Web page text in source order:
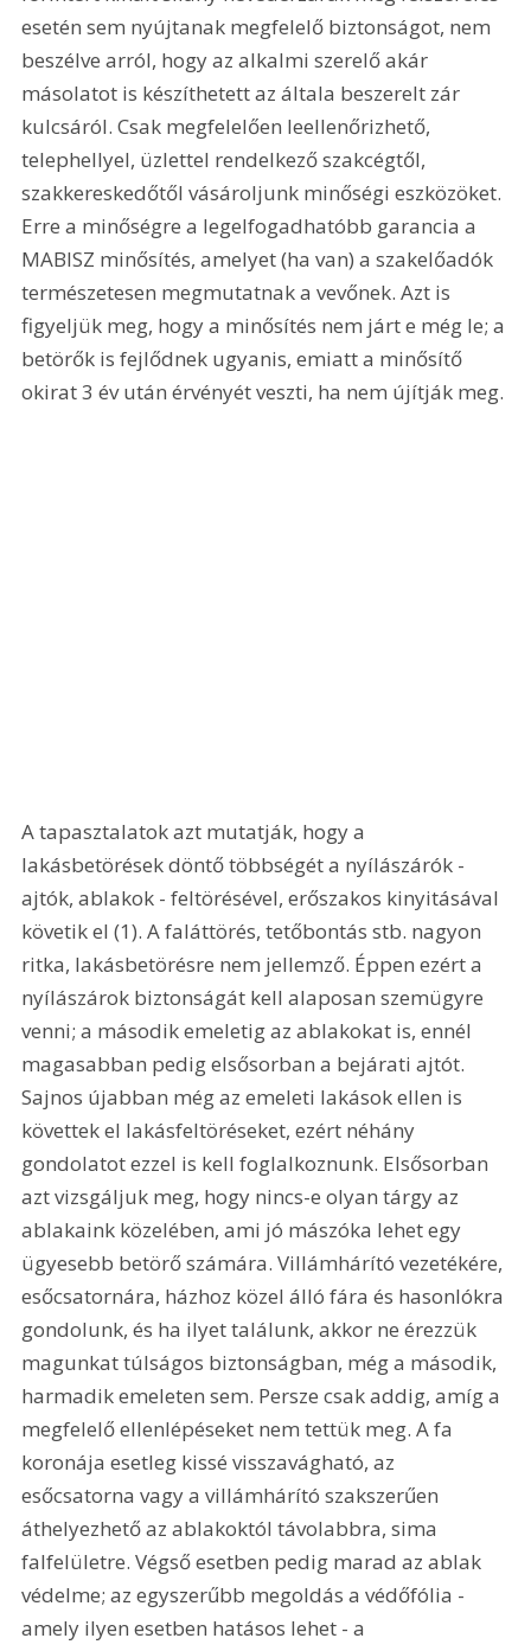
esetén sem nyújtanak megfelelő biztonságot, nem
beszélve arról, hogy az alkalmi szerelő akár
másolatot is készíthetett az általa beszerelt zár
kulcsáról. Csak megfelelően leellenőrizhető,
telephellyel, üzlettel rendelkező szakcégtől,
szakkereskedőtől vásároljunk minőségi eszközöket.
Erre a minőségre a legelfogadhatóbb garancia a
MABISZ minősítés, amelyet (ha van) a szakelőadók
természetesen megmutatnak a vevőnek. Azt is
figyeljük meg, hogy a minősítés nem járt e még le; a
betörők is fejlődnek ugyanis, emiatt a minősítő
okirat 3 év után érvényét veszti, ha nem újítják meg.
A tapasztalatok azt mutatják, hogy a
lakásbetörések döntő többségét a nyílászárók -
ajtók, ablakok - feltörésével, erőszakos kinyitásával
követik el (1). A faláttörés, tetőbontás stb. nagyon
ritka, lakásbetörésre nem jellemző. Éppen ezért a
nyílászárok biztonságát kell alaposan szemügyre
venni; a második emeletig az ablakokat is, ennél
magasabban pedig elsősorban a bejárati ajtót.
Sajnos újabban még az emeleti lakások ellen is
követtek el lakásfeltöréseket, ezért néhány
gondolatot ezzel is kell foglalkoznunk. Elsősorban
azt vizsgáljuk meg, hogy nincs-e olyan tárgy az
ablakaink közelében, ami jó mászóka lehet egy
ügyesebb betörő számára. Villámhárító vezetékére,
esőcsatornára, házhoz közel álló fára és hasonlókra
gondolunk, és ha ilyet találunk, akkor ne érezzük
magunkat túlságos biztonságban, még a második,
harmadik emeleten sem. Persze csak addig, amíg a
megfelelő ellenlépéseket nem tettük meg. A fa
koronája esetleg kissé visszavágható, az
esőcsatorna vagy a villámhárító szakszerűen
áthelyezhető az ablakoktól távolabbra, sima
falfelületre. Végső esetben pedig marad az ablak
védelme; az egyszerűbb megoldás a védőfólia -
amely ilyen esetben hatásos lehet - a